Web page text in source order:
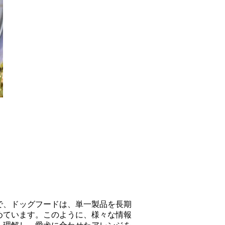
ドッグフードは、単一製品を長期
います。このように、様々な情報